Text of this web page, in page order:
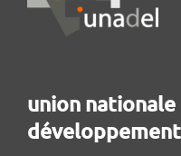
union nationale